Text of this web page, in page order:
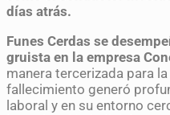
días atrás.
Funes Cerdas se
gruista en la empresa
manera tercerizada para
fallecimiento generó
laboral y en su entorno